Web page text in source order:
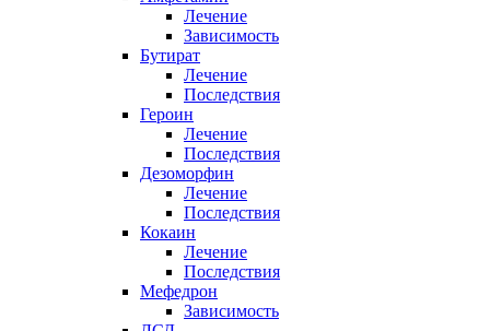
Лечение
Зависимость
Бутират
Лечение
Последствия
Героин
Лечение
Последствия
Дезоморфин
Лечение
Последствия
Кокаин
Лечение
Последствия
Мефедрон
Зависимость